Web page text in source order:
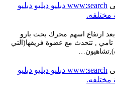
www:search دبليو دبليو دبليو
مختلفه.
#دراماكورية_WWW بعد ارتفاع اسهم محرك بحث بارو
, تتحدث مع عضوة فريقها(التي
www:search دبليو دبليو دبليو
مختلفه.